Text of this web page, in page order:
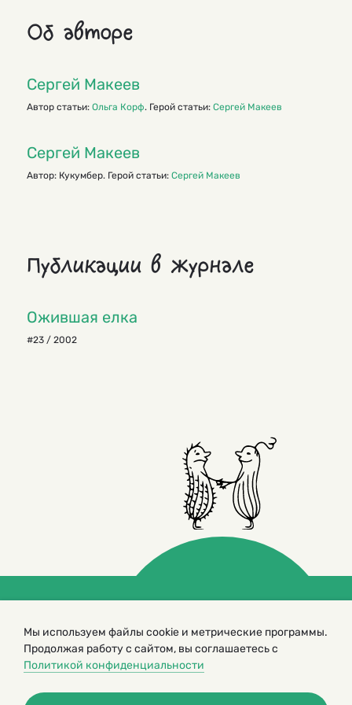
Об авторе
Сергей Макеев
Автор статьи: Ольга Корф. Герой статьи: Сергей Макеев
Сергей Макеев
Автор: Кукумбер. Герой статьи: Сергей Макеев
Публикации в журнале
Ожившая елка
#23 / 2002
журнал для детей
Копирование материалов возможно только с разрешения редакторов
сайта
Мы используем файлы cookie и метрические программы.
Продолжая работу с сайтом, вы соглашаетесь с
Политикой конфиденциальности